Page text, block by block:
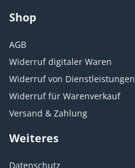
Shop
AGB
Widerruf digitaler Waren
Widerruf von Dienstleistungen
Widerruf für Warenverkauf
Versand & Zahlung
Weiteres
Datenschutz